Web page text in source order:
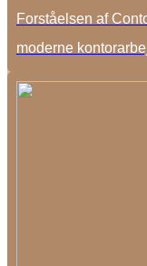
Forståelsen af
moderne